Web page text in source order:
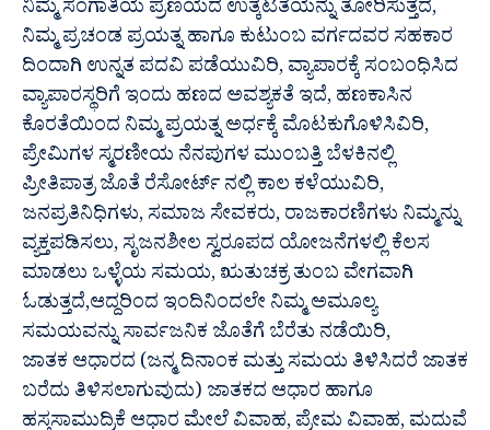
ನಿಮ್ಮ ಸಂಗಾತಿಯ ಪ್ರಣಯದ ಉತ್ಕಟತೆಯನ್ನು ತೋರಿಸುತ್ತದೆ,
ನಿಮ್ಮ ಪ್ರಚಂಡ ಪ್ರಯತ್ನ ಹಾಗೂ ಕುಟುಂಬ ವರ್ಗದವರ ಸಹಕಾರ
ದಿಂದಾಗಿ ಉನ್ನತ ಪದವಿ ಪಡೆಯುವಿರಿ, ವ್ಯಾಪಾರಕ್ಕೆ ಸಂಬಂಧಿಸಿದ
ವ್ಯಾಪಾರಸ್ಥರಿಗೆ ಇಂದು ಹಣದ ಅವಶ್ಯಕತೆ ಇದೆ, ಹಣಕಾಸಿನ
ಕೊರತೆಯಿಂದ ನಿಮ್ಮ ಪ್ರಯತ್ನ ಅರ್ಧಕ್ಕೆ ಮೊಟಕುಗೊಳಿಸಿವಿರಿ,
ಪ್ರೇಮಿಗಳ ಸ್ಮರಣೀಯ ನೆನಪುಗಳ ಮುಂಬತ್ತಿ ಬೆಳಕಿನಲ್ಲಿ
ಪ್ರೀತಿಪಾತ್ರ ಜೊತೆ ರೆಸೋರ್ಟ್ ನಲ್ಲಿ ಕಾಲ ಕಳೆಯುವಿರಿ,
ಜನಪ್ರತಿನಿಧಿಗಳು, ಸಮಾಜ ಸೇವಕರು, ರಾಜಕಾರಣಿಗಳು ನಿಮ್ಮನ್ನು
ವ್ಯಕ್ತಪಡಿಸಲು, ಸೃಜನಶೀಲ ಸ್ವರೂಪದ ಯೋಜನೆಗಳಲ್ಲಿ ಕೆಲಸ
ಮಾಡಲು ಒಳ್ಳೆಯ ಸಮಯ, ಋತುಚಕ್ರ ತುಂಬ ವೇಗವಾಗಿ
ಓಡುತ್ತದೆ,ಆದ್ದರಿಂದ ಇಂದಿನಿಂದಲೇ ನಿಮ್ಮ ಅಮೂಲ್ಯ
ಸಮಯವನ್ನು ಸಾರ್ವಜನಿಕ ಜೊತೆಗೆ ಬೆರೆತು ನಡೆಯಿರಿ,
ಜಾತಕ ಆಧಾರದ (ಜನ್ಮ ದಿನಾಂಕ ಮತ್ತು ಸಮಯ ತಿಳಿಸಿದರೆ ಜಾತಕ
ಬರೆದು ತಿಳಿಸಲಾಗುವುದು) ಜಾತಕದ ಆಧಾರ ಹಾಗೂ